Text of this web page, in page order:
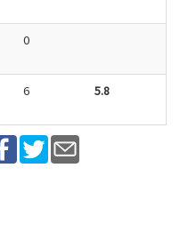
0
6 5.8